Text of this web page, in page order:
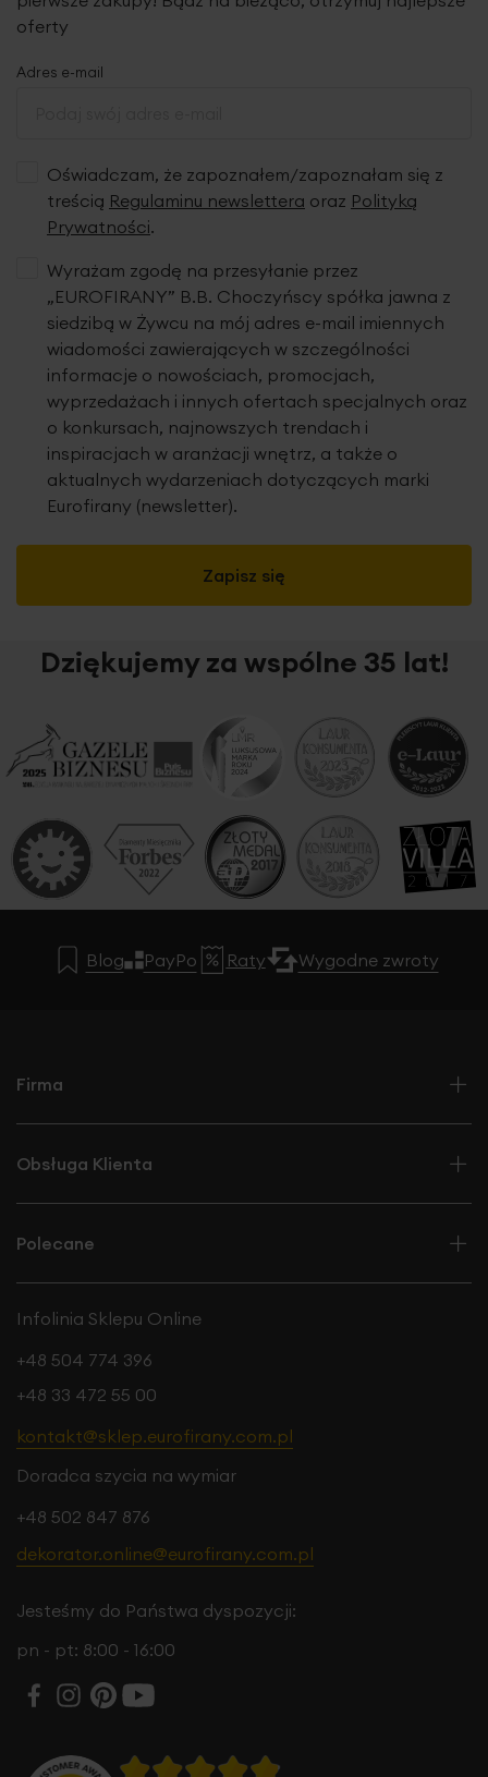
oferty
Adres e-mail
Oświadczam, że zapoznałem/zapoznałam się z
treścią Regulaminu newslettera oraz Polityką
Prywatności.
Zapisz się
Wyrażam zgodę na przesyłanie przez
„EUROFIRANY” B.B. Choczyńscy spółka jawna z
siedzibą w Żywcu na mój adres e-mail imiennych
wiadomości zawierających w szczególności
informacje o nowościach, promocjach,
wyprzedażach i innych ofertach specjalnych oraz
o konkursach, najnowszych trendach i
inspiracjach w aranżacji wnętrz, a także o
aktualnych wydarzeniach dotyczących marki
Eurofirany (newsletter).
Dziękujemy za wspólne 35 lat!
Blog PayPo Raty Wygodne zwroty
Firma
Obsługa Klienta
Polecane
Infolinia Sklepu Online
+48 504 774 396
+48 33 472 55 00
kontakt@sklep.eurofirany.com.pl
Doradca szycia na wymiar
+48 502 847 876
dekorator.online@eurofirany.com.pl
Jesteśmy do Państwa dyspozycji:
pn - pt: 8:00 - 16:00